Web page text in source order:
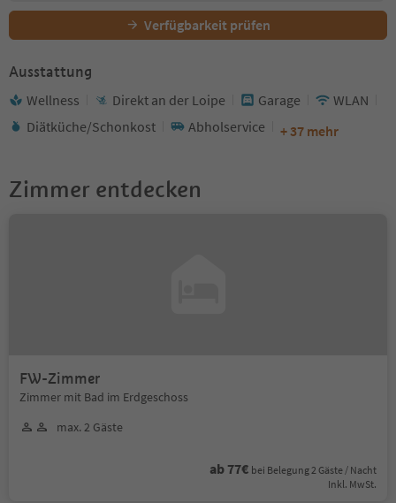
Verfügbarkeit prüfen
Ausstattung
Wellness Direkt an der Loipe Garage
WLAN
Diätküche/Schonkost
Abholservice + 37 mehr
Zimmer entdecken
FW-Zimmer
Zimmer mit Bad im Erdgeschoss
max. 2 Gäste
ab 77€ bei Belegung 2 Gäste / Nacht
Inkl. MwSt.